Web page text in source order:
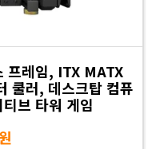
프레임, ITX MATX
쿨러, 데스크탑 컴퓨
브 타워 게임